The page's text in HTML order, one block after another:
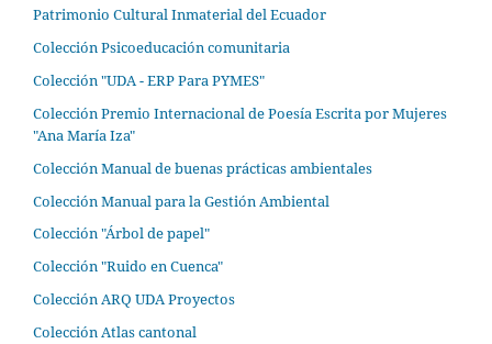
Patrimonio Cultural Inmaterial del Ecuador
Colección Psicoeducación comunitaria
Colección "UDA - ERP Para PYMES"
Colección Premio Internacional de Poesía Escrita por Mujeres
"Ana María Iza"
Colección Manual de buenas prácticas ambientales
Colección Manual para la Gestión Ambiental
Colección "Árbol de papel"
Colección "Ruido en Cuenca"
Colección ARQ UDA Proyectos
Colección Atlas cantonal